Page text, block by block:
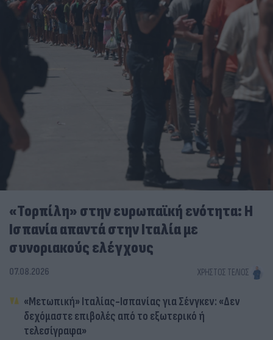
«Τορπίλη» στην ευρωπαϊκή ενότητα: Η
Ισπανία απαντά στην Ιταλία με
συνοριακούς ελέγχους
07.08.2026 ΧΡΉΣΤΟΣ ΤΈΛΙΟΣ
«Μετωπική» Ιταλίας-Ισπανίας για Σένγκεν: «Δεν
δεχόμαστε επιβολές από το εξωτερικό ή
τελεσίγραφα»